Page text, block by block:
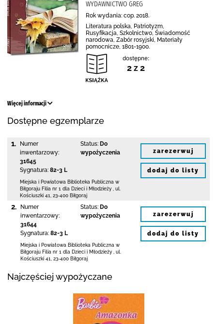
WYDAWNICTWO GREG
Rok wydania: cop. 2018.
Literatura polska, Patriotyzm,
Rusyfikacja, Szkolnictwo, Świadomość
narodowa, Zabór rosyjski, Materiały
pomocnicze, 1801-1900.
dostępne:
2 z 2
Więcej informacji
Dostępne egzemplarze
1.
Numer
inwentarzowy:
31645
Sygnatura: 82-3 L
Status: Do
wypożyczenia
Miejska i Powiatowa Biblioteka Publiczna w
Biłgoraju Filia nr 1 dla Dzieci i Młodzieży
ul.
Kościuszki 41
23-400 Biłgoraj
zarezerwuj
dodaj do listy
2.
Numer
inwentarzowy:
31644
Sygnatura: 82-3 L
Status: Do
wypożyczenia
Miejska i Powiatowa Biblioteka Publiczna w
Biłgoraju Filia nr 1 dla Dzieci i Młodzieży, ul.
Kościuszki 41
23-400 Biłgoraj
zarezerwuj
dodaj do listy
Najczęściej wypożyczane